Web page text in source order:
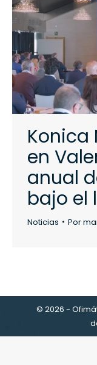
Konica
en
anual
bajo el
Noticias Por
© 2026 -